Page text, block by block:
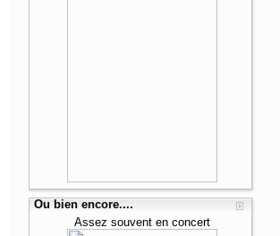
Ou bien encore....
Assez souvent en concert